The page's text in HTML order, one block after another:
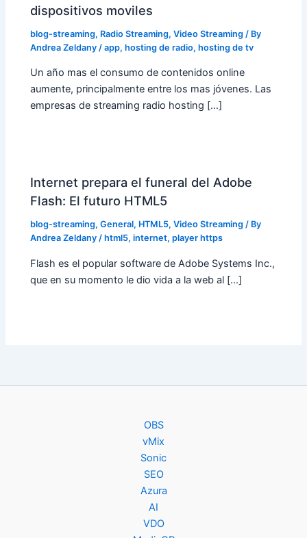
dispositivos moviles
blog-streaming, Radio Streaming,Video Streaming / By
Andrea Zeldany /app,hosting de radio,hosting de tv
Un año mas el consumo de contenidos online
aumente, principalmente entre los mas jóvenes. Las
empresas de streaming radio hosting […]
Internet prepara el funeral del Adobe
Flash: El futuro HTML5
blog-streaming,General, HTML5,Video Streaming / By
Andrea Zeldany /html5,internet,player https
Flash es el popular software de Adobe Systems Inc.,
que en su momento le dio vida a la web al […]
OBS
vMix
Sonic
SEO
Azura
AI
VDO